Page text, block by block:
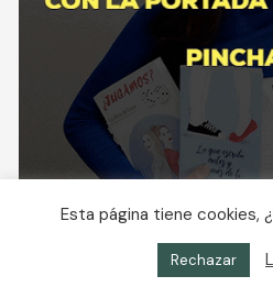
Esta página tiene cookies,
Rechazar